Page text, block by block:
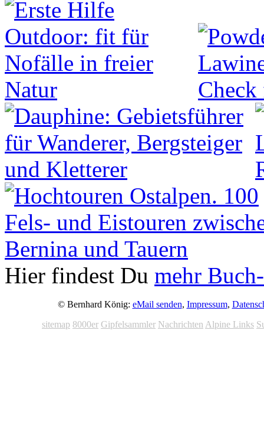
Hier findest Du mehr
© Bernhard König: eMail senden, Impressum,
sitemap 8000er Gipfelsammler Nachrichten Alpine Links